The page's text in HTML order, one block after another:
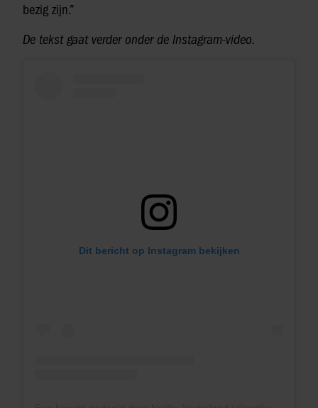
bezig zijn.”
De tekst gaat verder onder de Instagram-video.
Dit bericht op Instagram bekijken